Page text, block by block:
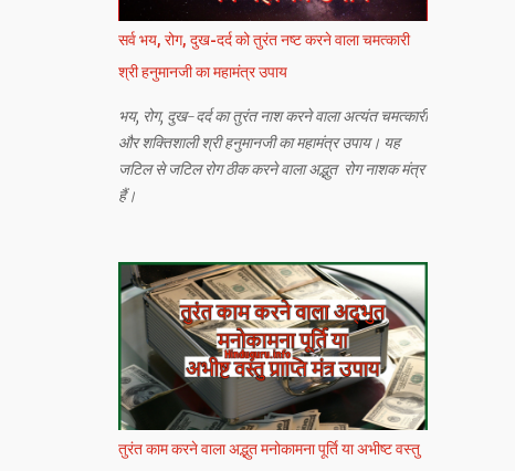
सर्व भय, रोग, दुख-दर्द को तुरंत नष्ट करने वाला चमत्कारी
श्री हनुमानजी का महामंत्र उपाय
भय, रोग, दुख-दर्द का तुरंत नाश करने वाला अत्यंत चमत्कारी
और शक्तिशाली श्री हनुमानजी का महामंत्र उपाय। यह
जटिल से जटिल रोग ठीक करने वाला अद्भुत रोग नाशक मंत्र
हैं।
तुरंत काम करने वाला अद्भुत मनोकामना पूर्ति या अभीष्ट वस्तु